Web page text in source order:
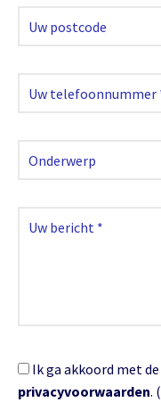
Ik ga akkoord met
privacyvoorwaarden.